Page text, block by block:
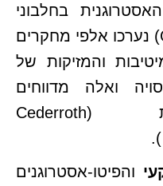
בחלבוני
, 1953) נערכו אלפי מחקרים
והמזיקות של
ואלה מדווחים
בעיתונות המדעית (Cederroth
והפיטו-אסטרוגנים